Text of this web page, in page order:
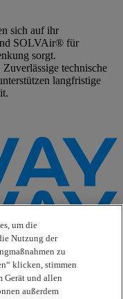
sich auf ihr
SOLVAir® für
sorgt.
Zuverlässige technische
langfristige
um die
Nutzung der
zu
klicken, stimmen
Gerät und allen
außerdem